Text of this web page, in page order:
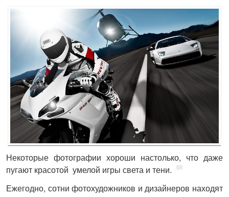
Некоторые фотографии хороши настолько, что даже
пугают красотой умелой игры света и тени.
Ежегодно, сотни фотохудожников и дизайнеров находят